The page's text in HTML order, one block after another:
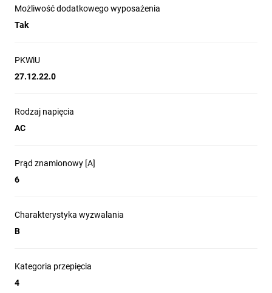
Możliwość dodatkowego wyposażenia
Tak
PKWiU
27.12.22.0
Rodzaj napięcia
AC
Prąd znamionowy [A]
6
Charakterystyka wyzwalania
B
Kategoria przepięcia
4